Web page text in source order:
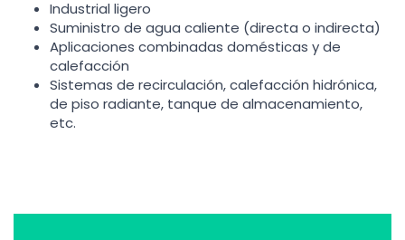
Industrial ligero
Suministro de agua caliente (directa o indirecta)
Aplicaciones combinadas domésticas y de
calefacción
Sistemas de recirculación, calefacción hidrónica,
de piso radiante, tanque de almacenamiento,
etc.